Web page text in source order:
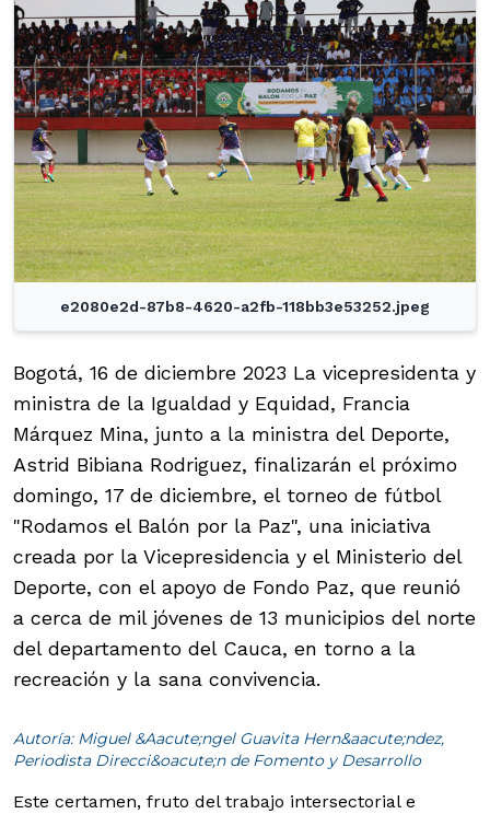
e2080e2d-87b8-4620-a2fb-118bb3e53252.jpeg
Bogotá, 16 de diciembre 2023 La vicepresidenta y
ministra de la Igualdad y Equidad, Francia
Márquez Mina, junto a la ministra del Deporte,
Astrid Bibiana Rodriguez, finalizarán el próximo
domingo, 17 de diciembre, el torneo de fútbol
"Rodamos el Balón por la Paz", una iniciativa
creada por la Vicepresidencia y el Ministerio del
Deporte, con el apoyo de Fondo Paz, que reunió
a cerca de mil jóvenes de 13 municipios del norte
del departamento del Cauca, en torno a la
recreación y la sana convivencia.
Autoría: Miguel &Aacute;ngel Guavita Hern&aacute;ndez,
Periodista Direcci&oacute;n de Fomento y Desarrollo
Este certamen, fruto del trabajo intersectorial e